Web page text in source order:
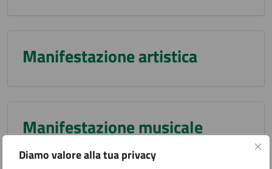
Diamo valore alla tua privacy
Manifestazione artistica
Manifestazione musicale